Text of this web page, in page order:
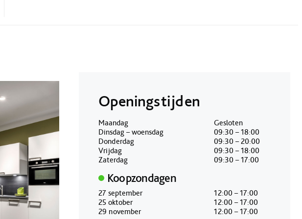
Openingstijden
Maandag
Gesloten
Dinsdag – woensdag
09:30 – 18:00
Donderdag
09:30 – 20:00
Vrijdag
09:30 – 18:00
Zaterdag
09:30 – 17:00
Koopzondagen
27 september
12:00 – 17:00
25 oktober
12:00 – 17:00
29 november
12:00 – 17:00